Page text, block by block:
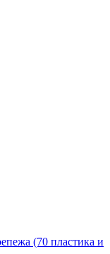
(70 пластика и